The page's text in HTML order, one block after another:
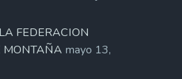
FEDERACION
MONTAÑA mayo 13,